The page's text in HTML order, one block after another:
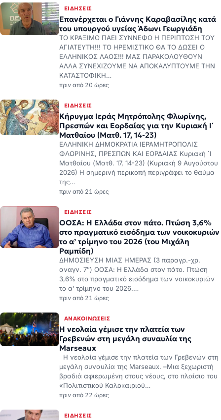
ΕΙΔΉΣΕΙΣ
Επανέρχεται ο Γιάννης Καραβασίλης κατά
του υπουργού υγείας Άδωνι Γεωργιάδη
ΤΟ ΚΡΑΞΙΜΟ ΠΑΕΙ ΣΥΝΝΕΦΟ Η ΠΕΡΙΠΤΩΣΗ ΤΟΥ
ΑΓΙΑΤΕΥΤΗ!!! ΤΟ ΗΡΕΜΙΣΤΙΚΟ ΘΑ ΤΟ ΔΩΣΕΙ Ο
ΕΛΛΗΝΙΚΟΣ ΛΑΟΣ!!! ΜΑΣ ΠΑΡΑΚΟΛΟΥΘΟΥΝ
ΑΛΛΑ ΣΥΝΕΧΙΖΟΥΜΕ ΝΑ ΑΠΟΚΑΛΥΠΤΟΥΜΕ ΤΗΝ
ΚΑΤΑΣΤΟΦΙΚΗ…
πριν από 20 ώρες
ΕΙΔΉΣΕΙΣ
Κήρυγμα Ιεράς Μητρόπολης Φλωρίνης,
Πρεσπών και Εορδαίας για την Κυριακή Ι΄
Ματθαίου (Ματθ. 17, 14-23)
ΕΛΛΗΝΙΚΗ ΔΗΜΟΚΡΑΤΙΑ ΙΕΡΑΜΗΤΡΟΠΟΛΙΣ
ΦΛΩΡΙΝΗΣ, ΠΡΕΣΠΩΝ KAI ΕΟΡΔΑΙΑΣ Κυριακή ΄Ι
Ματθαίου (Ματθ. 17, 14-23) (Κυριακή 9 Αυγούστου
2026) Η σημερινή περικοπή περιγράφει το θαύμα
της…
πριν από 21 ώρες
ΕΙΔΉΣΕΙΣ
ΟΟΣΑ: Η Ελλάδα στον πάτο. Πτώση 3,6%
στο πραγματικό εισόδημα των νοικοκυριών
το α’ τρίμηνο του 2026 (του Μιχάλη
Ραμπίδη)
ΔΗΜΟΣΙΕΥΣΗ ΜΙΑΣ ΗΜΕΡΑΣ (3 παραγρ.-χρ.
αναγν. 7″) ΟΟΣΑ: Η Ελλάδα στον πάτο. Πτώση
3,6% στο πραγματικό εισόδημα των νοικοκυριών
το α’ τρίμηνο του 2026.…
πριν από 21 ώρες
ΑΝΑΚΟΙΝΏΣΕΙΣ
Η νεολαία γέμισε την πλατεία των
Γρεβενών στη μεγάλη συναυλία της
Marseaux
Η νεολαία γέμισε την πλατεία των Γρεβενών στη
μεγάλη συναυλία της Marseaux. –Μια ξεχωριστή
βραδιά αφιερωμένη στους νέους, στο πλαίσιο του
«Πολιτιστικού Καλοκαιριού…
πριν από 22 ώρες
ΕΙΔΉΣΕΙΣ